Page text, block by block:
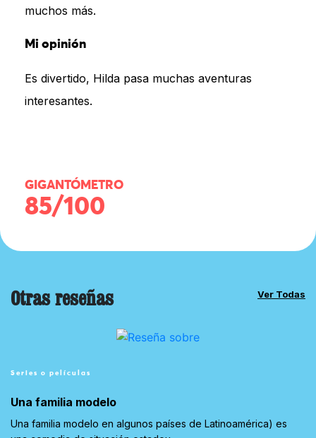
muchos más.
Mi opinión
Es divertido, Hilda pasa muchas aventuras
interesantes.
GIGANTÓMETRO
85/100
Otras reseñas Ver Todas
Series o películas
Una familia modelo
Una familia modelo en algunos países de Latinoamérica) es